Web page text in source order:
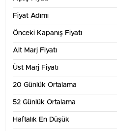
Fiyat Adımı
Önceki Kapanış Fiyatı
Alt Marj Fiyatı
Üst Marj Fiyatı
20 Günlük Ortalama
52 Günlük Ortalama
Haftalık En Düşük